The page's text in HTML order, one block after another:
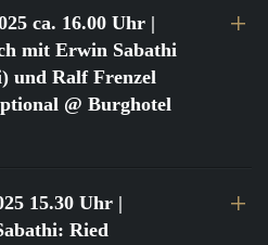
ca. 16.00 Uhr |
mit Erwin Sabathi
und Ralf Frenzel
@ Burghotel
15.30 Uhr |
Ried